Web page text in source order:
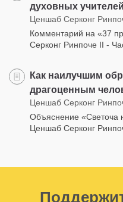
духовных учителей
Ценшаб Серконг
Комментарий на «37
Серконг Ринпоче II -
Как наилучшим
драгоценным
Ценшаб Серконг
Объяснение «Светоча
Ценшаб Серконг